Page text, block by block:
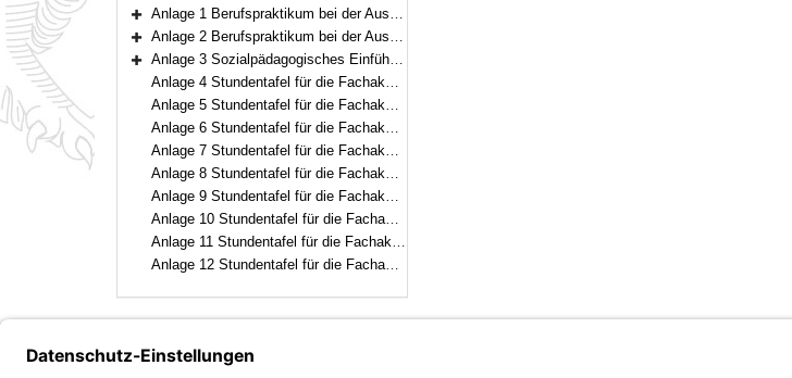
Bereich erweitern
Anlage 1 Berufspraktikum bei der Ausbildung zur Staatlich anerkannten Erzieherin und zum Staatlich anerkannten Erzieher
Bereich erweitern
Anlage 2 Berufspraktikum bei der Ausbildung zur Staatlich geprüften Betriebswirtin für Ernährungs- und Versorgungsmanagement und zum Staatlich geprüften Betriebswirt für Ernährungs- und Versorgungsmanagement
Bereich erweitern
Anlage 3 Sozialpädagogisches Einführungsjahr
Anlage 4 Stundentafel für die Fachakademie für Brau- und Getränketechnologie
Anlage 5 Stundentafel für die Fachakademie für Heilpädagogik
Anlage 6 Stundentafel für die Fachakademie für Medizintechnik
Anlage 7 Stundentafel für die Fachakademie für Raum- und Objektdesign
Anlage 8 Stundentafel für die Fachakademie für Wirtschaft
Anlage 9 Stundentafel für die Fachakademie für Sozialpädagogik
Anlage 10 Stundentafel für die Fachakademie für Sprachen und internationale Kommunikation
Anlage 11 Stundentafel für die Fachakademie für Ernährungs- und Versorgungsmanagement
Anlage 12 Stundentafel für die Fachakademien für Sozialpädagogik (praxisintegrierte Ausbildung)
Bayern.de